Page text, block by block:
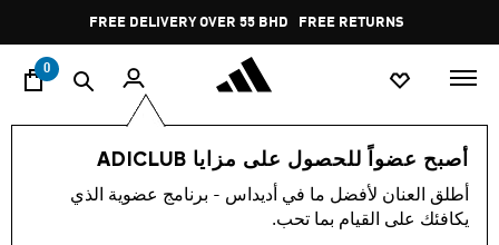
Pause
promotion
rotation
FREE DELIVERY OVER 55 BHD FREE RETURNS
0
أصبح عضواً للحصول على مزايا ADICLUB
أطلق العنان لأفضل ما في أديداس - برنامج عضوية الذي
يكافئك على القيام بما تحب.
الأطفال الملابس
-60%